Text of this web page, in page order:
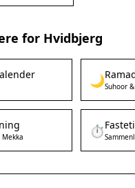
for Hvidbjerg
🌙Suhoor
Mekka ⏱️